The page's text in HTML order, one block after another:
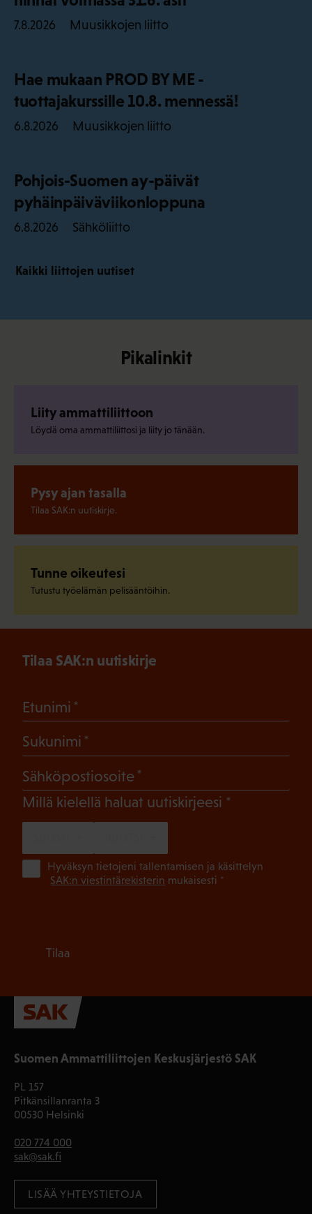
7.8.2026 Muusikkojen liitto
Hae mukaan PROD BY ME -
tuottajakurssille 10.8. mennessä!
6.8.2026 Muusikkojen liitto
Pohjois-Suomen ay-päivät
pyhäinpäiväviikonloppuna
6.8.2026 Sähköliitto
Kaikki liittojen uutiset
Pikalinkit
Liity ammattiliittoon
Löydä oma ammattiliittosi ja liity jo tänään.
Pysy ajan tasalla
Tilaa SAK:n uutiskirje.
Tunne oikeutesi
Tutustu työelämän pelisääntöihin.
Suomen Ammattiliittojen Keskusjärjestö SAK
PL 157
Pitkänsillanranta 3
00530 Helsinki
020 774 000
sak@sak.fi
LISÄÄ YHTEYSTIETOJA
Tilaa SAK:n uutiskirje
Etunimi
Sukunimi
Sähköpostiosoite
Millä kielellä haluat uutiskirjeesi (Pakollinen)
Hyväksyn tietojeni tallentamisen ja käsittelyn
SAK:n viestintärekisterin mukaisesti *
Tilaa